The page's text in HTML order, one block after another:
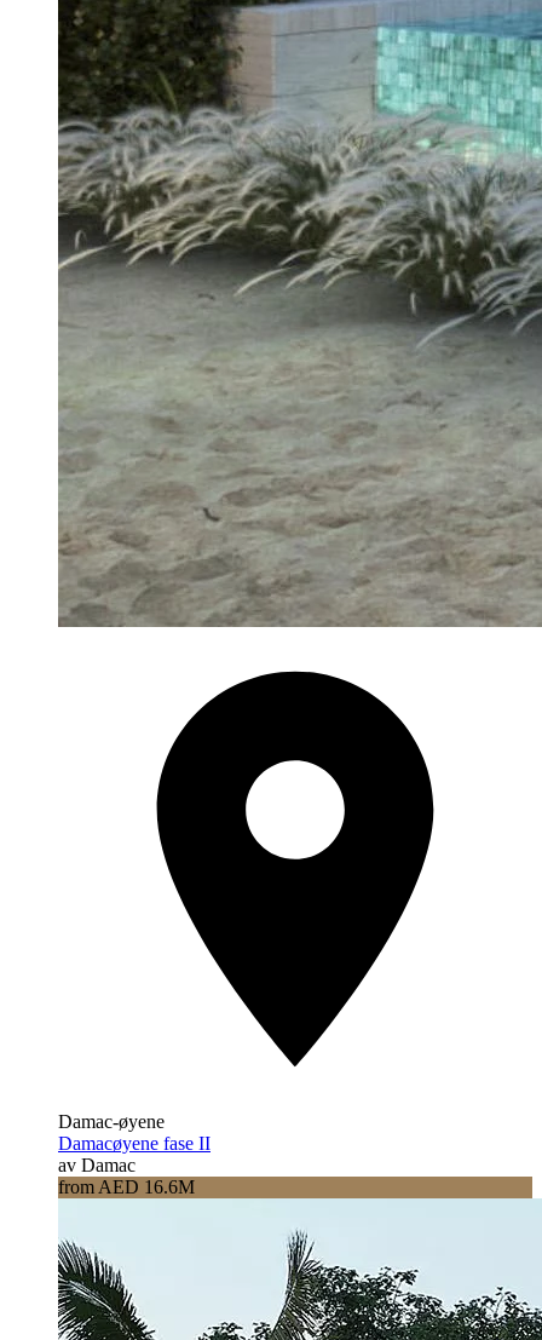
Damac-øyene
Damacøyene fase II
av Damac
from AED 16.6M